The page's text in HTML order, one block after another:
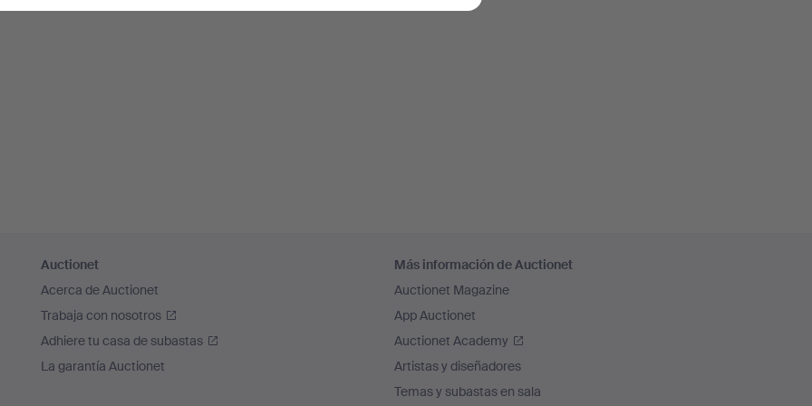
Auctionet
Acerca de Auctionet
Trabaja con nosotros
Adhiere tu casa de subastas
La garantía Auctionet
Más información de Auctionet
Auctionet Magazine
App Auctionet
Auctionet Academy
Artistas y diseñadores
Temas y subastas en sala